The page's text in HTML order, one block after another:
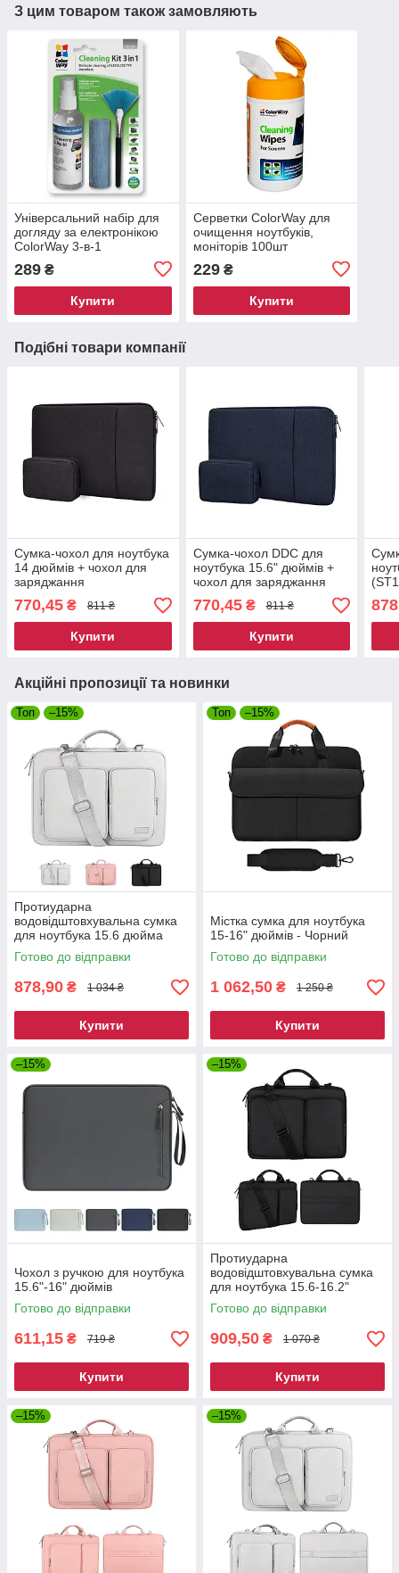
З цим товаром також замовляють
Універсальний набір для
догляду за електронікою
ColorWay 3-в-1
289 ₴
Купити
Серветки ColorWay для
очищення ноутбуків,
моніторів 100шт
229₴
Купити
Подібні товари компанії
Сумка-чохол для ноутбука
14 дюймів + чохол для
заряджання
770,45 ₴ 811 ₴
Купити
Сумка-чохол DDC для
ноутбука 15.6" дюймів +
чохол для заряджання
770,45₴ 811 ₴
Купити
Акційні пропозиції та новинки
Топ –15%
Протиударна
водовідштовхувальна сумка
для ноутбука 15.6 дюйма
Готово до відправки
878,90 ₴ 1 034 ₴
Купити
Топ –15%
Містка сумка для ноутбука
15-16" дюймів - Чорний
Готово до відправки
1 062,50 ₴ 1 250 ₴
Купити
–15%
Чохол з ручкою для ноутбука
15.6"-16" дюймів
Готово до відправки
611,15 ₴ 719 ₴
Купити
–15%
Протиударна
водовідштовхувальна сумка
для ноутбука 15.6-16.2"
дюйма - Чорний
Готово до відправки
909,50 ₴ 1 070 ₴
Купити
–15% –15%